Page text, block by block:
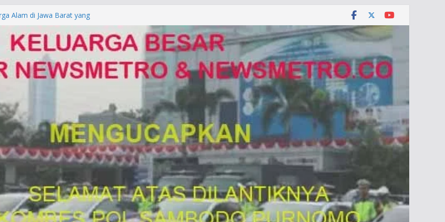
Alam di Jawa Barat yang
KUHAP Baru 2026, Tegaskan
Dipidana
DENPASAR DAN
POLDA BALI DIDUGA
ke Mabes Polri
Palsu, Kapolres
SIM